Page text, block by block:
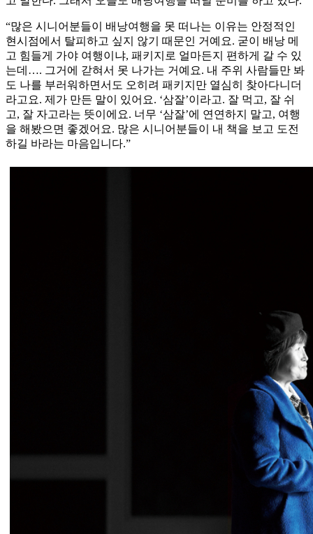
“많은 시니어분들이 배낭여행을 못 떠나는 이유는 안정적인
현시점에서 탈피하고 싶지 않기 때문인 거예요. 굳이 배낭 메
고 힘들게 가야 여행이냐, 패키지로 얼마든지 편하게 갈 수 있
는데…. 그거에 갇혀서 못 나가는 거예요. 내 주위 사람들만 봐
도 나를 부러워하면서도 오히려 패키지만 열심히 찾아다니더
라고요. 제가 만든 말이 있어요. ‘삼잘’이라고. 잘 먹고, 잘 쉬
고, 잘 자고라는 뜻이에요. 너무 ‘삼잘’에 연연하지 말고, 여행
을 해봤으면 좋겠어요. 많은 시니어분들이 내 책을 보고 도전
하길 바라는 마음입니다.”